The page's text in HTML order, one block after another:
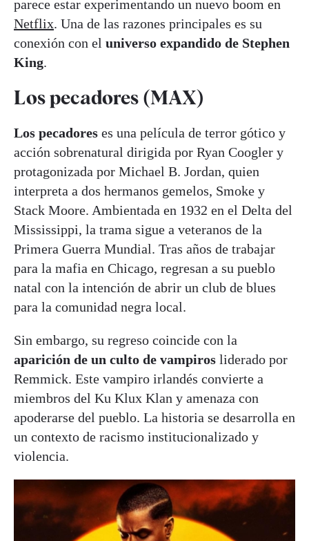
parece estar experimentando un nuevo boom en
Netflix. Una de las razones principales es su
conexión con el universo expandido de Stephen
King.
Los pecadores (MAX)
Los pecadores es una película de terror gótico y
acción sobrenatural dirigida por Ryan Coogler y
protagonizada por Michael B. Jordan, quien
interpreta a dos hermanos gemelos, Smoke y
Stack Moore. Ambientada en 1932 en el Delta del
Mississippi, la trama sigue a veteranos de la
Primera Guerra Mundial. Tras años de trabajar
para la mafia en Chicago, regresan a su pueblo
natal con la intención de abrir un club de blues
para la comunidad negra local.
Sin embargo, su regreso coincide con la
aparición de un culto de vampiros liderado por
Remmick. Este vampiro irlandés convierte a
miembros del Ku Klux Klan y amenaza con
apoderarse del pueblo. La historia se desarrolla en
un contexto de racismo institucionalizado y
violencia.